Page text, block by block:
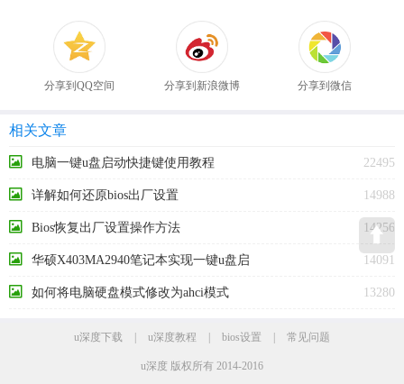
分享到QQ空间 分享到新浪微博 分享到微信
相关文章
电脑一键u盘启动快捷键使用教程 22495
详解如何还原bios出厂设置 14988
Bios恢复出厂设置操作方法 14256
华硕X403MA2940笔记本实现一键u盘启
动方法
14091
如何将电脑硬盘模式修改为ahci模式 13280
u深度下载 | u深度教程 | bios设置 | 常见问题
u深度 版权所有 2014-2016